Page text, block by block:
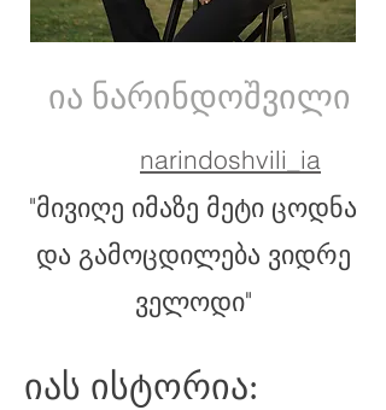
ია ნარინდოშვილი
narindoshvili_ia
"მივიღე იმაზე მეტი ცოდნა
და გამოცდილება ვიდრე
ველოდი"
იას ისტორია: